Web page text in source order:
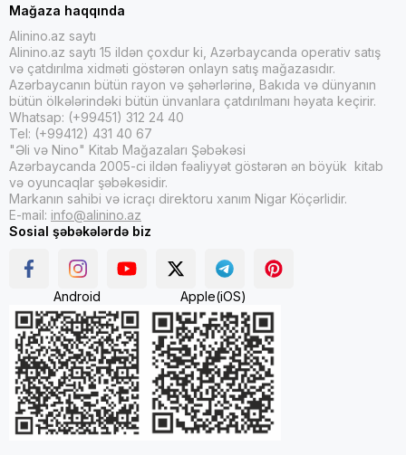
Mağaza haqqında
Alinino.az saytı
Alinino.az saytı 15 ildən çoxdur ki, Azərbaycanda operativ satış
və çatdırılma xidməti göstərən onlayn satış mağazasıdır.
Azərbaycanın bütün rayon və şəhərlərinə, Bakıda və dünyanın
bütün ölkələrindəki bütün ünvanlara çatdırılmanı həyata keçirir.
Whatsap: (+99451) 312 24 40
Tel: (+99412) 431 40 67
"Əli və Nino" Kitab Mağazaları Şəbəkəsi
Azərbaycanda 2005-ci ildən fəaliyyət göstərən ən böyük kitab
və oyuncaqlar şəbəkəsidir.
Markanın sahibi və icraçı direktoru xanım Nigar Köçərlidir.
E-mail: info@alinino.az
Sosial şəbəkələrdə biz
Android Apple(iOS)